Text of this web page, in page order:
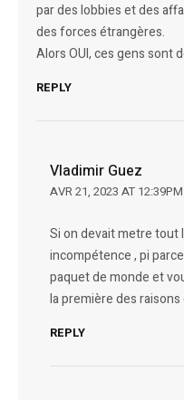
par des lobbies et des
des forces étrangères.
Alors OUI, ces gens sont
REPLY
Vladimir Guez
AVR 21, 2023 AT 12:39PM
Si on devait metre tout
incompétence , pi
paquet de monde et
la première des
REPLY